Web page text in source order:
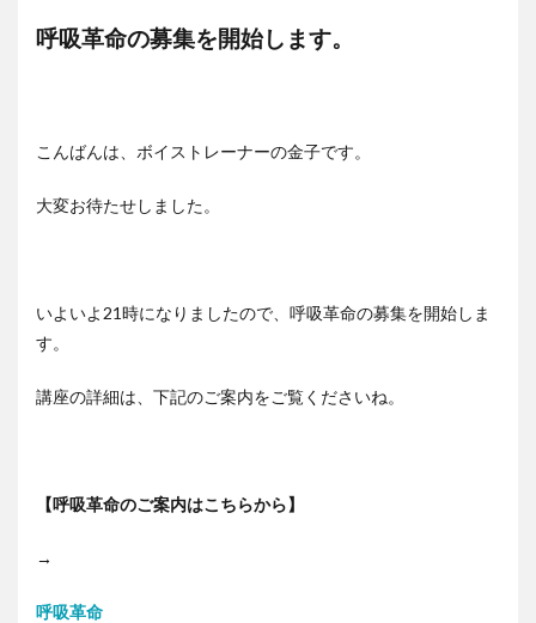
呼吸革命の募集を開始します。
こんばんは、ボイストレーナーの金子です。
大変お待たせしました。
いよいよ21時になりましたので、呼吸革命の募集を開始しま
す。
講座の詳細は、下記のご案内をご覧くださいね。
【呼吸革命のご案内はこちらから】
→
呼吸革命